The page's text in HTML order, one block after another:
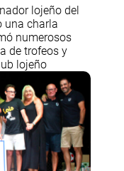
lojeño del
una charla
numerosos
de trofeos y
lojeño